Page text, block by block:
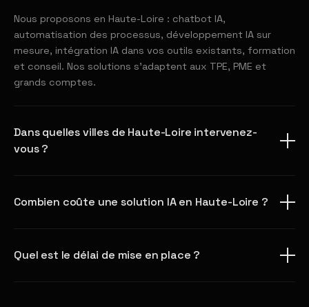
Nous proposons en Haute-Loire : chatbot IA,
automatisation des processus, développement IA sur
mesure, intégration IA dans vos outils existants, formation
et conseil. Nos solutions s'adaptent aux TPE, PME et
grands comptes.
Dans quelles villes de Haute-Loire intervenez-
vous ?
Combien coûte une solution IA en Haute-Loire ?
Quel est le délai de mise en place ?